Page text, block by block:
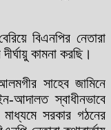
বিএনপির নেতারা
কামনা করছি।
সাহেব জামিনে
স্বাধীনভাবে
সরকার গঠনের